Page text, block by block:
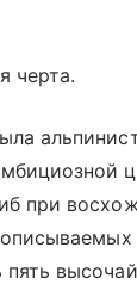
черта.
при
пять